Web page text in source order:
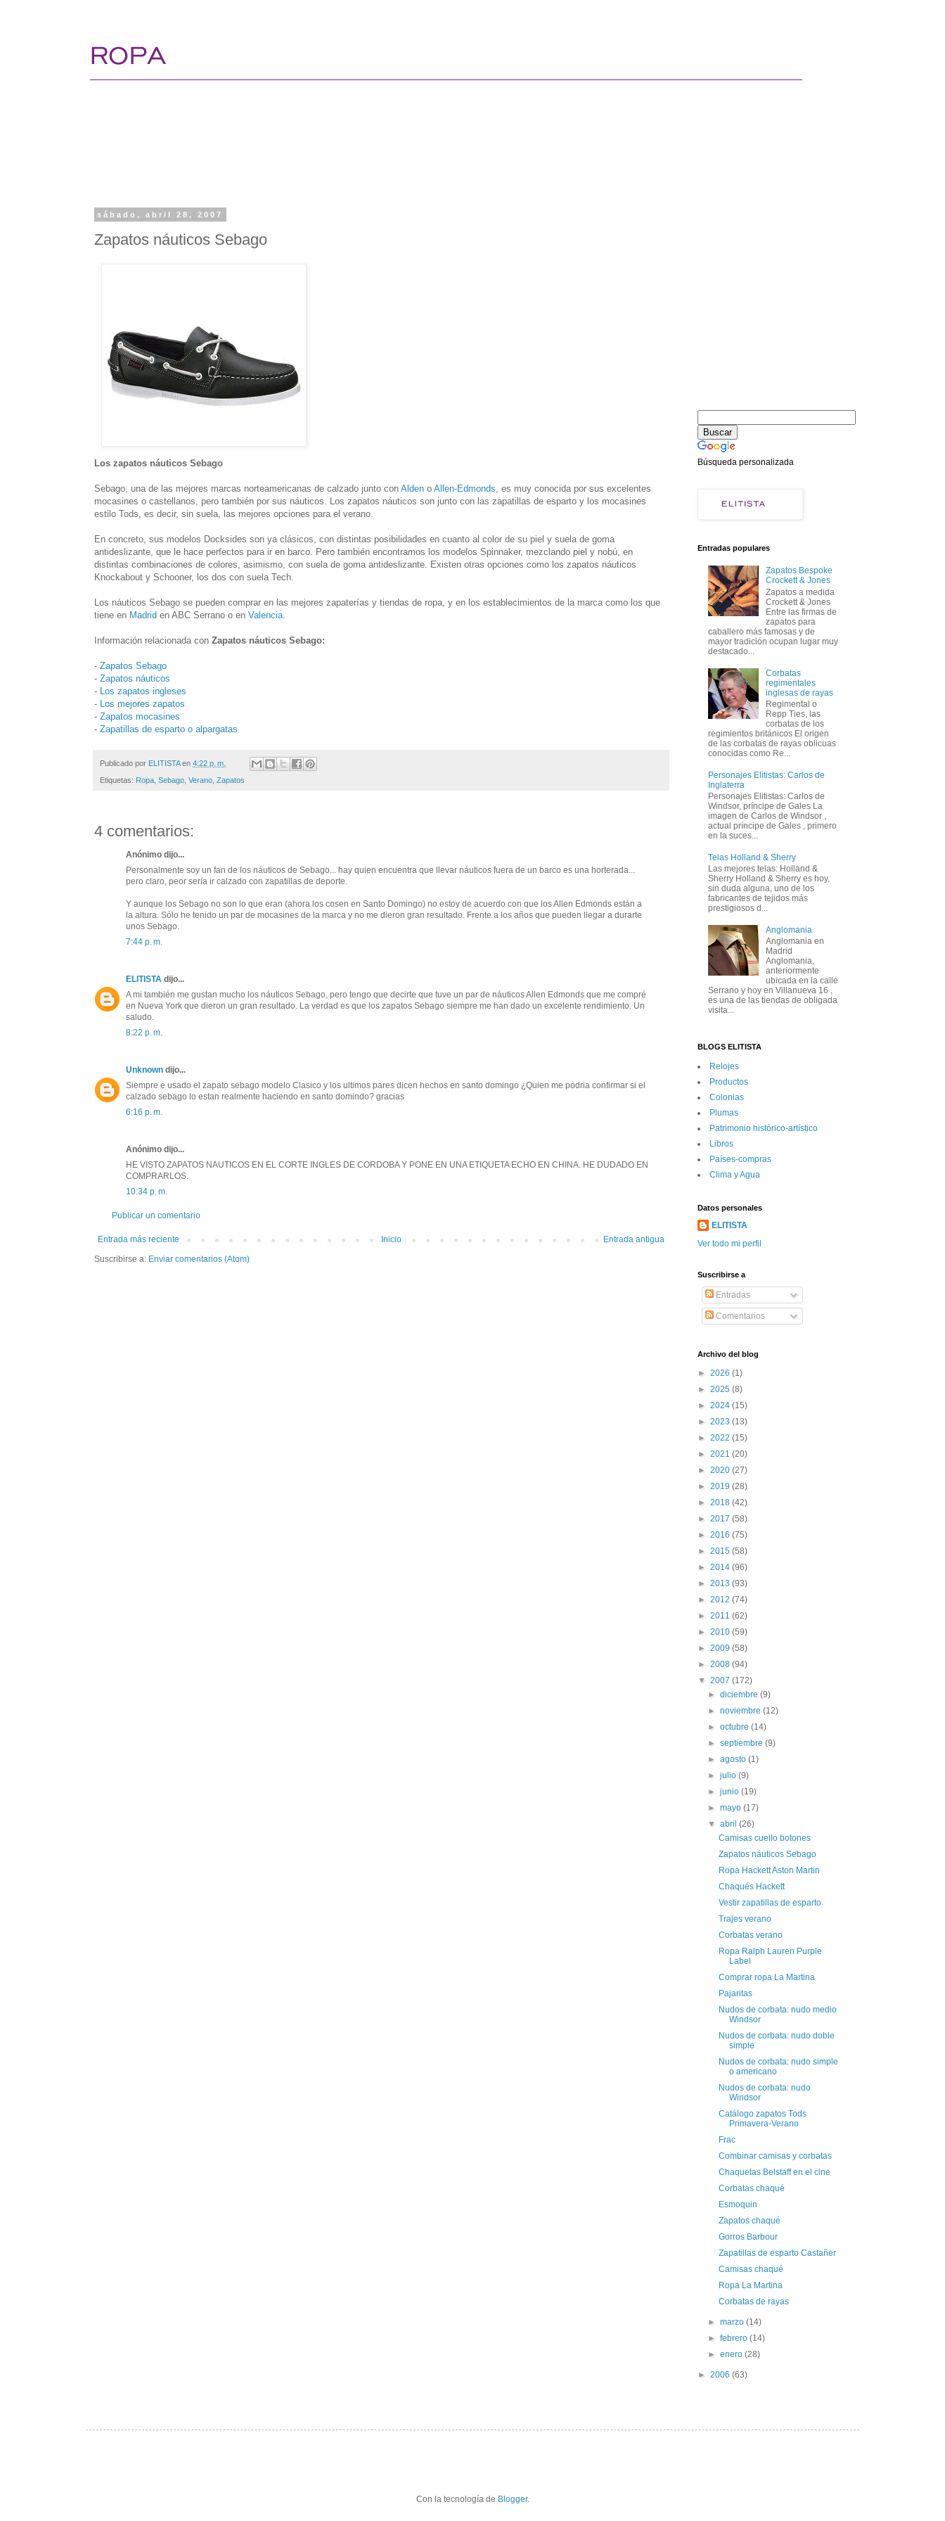
sábado, abril 28, 2007
Zapatos náuticos Sebago
Los zapatos náuticos Sebago
Sebago, una de las mejores marcas norteamericanas de calzado junto con Alden o Allen-Edmonds , es muy conocida por sus excelentes
mocasines o castellanos, pero también por sus náuticos. Los zapatos náuticos son junto con las zapatillas de esparto y los mocasines
estilo Tods, es decir, sin suela, las mejores opciones para el verano.
En concreto, sus modelos Docksides son ya clásicos, con distintas posibilidades en cuanto al color de su piel y suela de goma
antideslizante, que le hace perfectos para ir en barco. Pero también encontramos los modelos Spinnaker, mezclando piel y nobú, en
distintas combinaciones de colores, asimismo, con suela de goma antideslizante. Existen otras opciones como los zapatos náuticos
Knockabout y Schooner, los dos con suela Tech.
Los náuticos Sebago se pueden comprar en las mejores zapaterías y tiendas de ropa, y en los establecimientos de la marca como los que
tiene en Madrid en ABC Serrano o en Valencia
Información relacionada con Zapatos náuticos Sebago:
- Zapatos Sebago
- Zapatos náuticos
- Los zapatos ingleses
- Los mejores zapatos
- Zapatos mocasines
- Zapatillas de esparto o alpargatas
Publicado por ELITISTA en 4:22 p. m.
Etiquetas: Ropa Sebago Verano Zapatos
4 comentarios:
Anónimo dijo...
Personalmente soy un fan de los náuticos de Sebago... hay quien encuentra que llevar náuticos fuera de un barco es una horterada...
pero claro, peor sería ir calzado con zapatillas de deporte.
Y aunque los Sebago no son lo que eran (ahora los cosen en Santo Domingo) no estoy de acuerdo con que los Allen Edmonds están a
la altura. Sólo he tenido un par de mocasines de la marca y no me dieron gran resultado. Frente a los años que pueden llegar a durarte
unos Sebago.
7:44 p. m.
ELITISTA dijo...
A mi también me gustan mucho los náuticos Sebago, pero tengo que decirte que tuve un par de náuticos Allen Edmonds que me compré
en Nueva York que dieron un gran resultado. La verdad es que los zapatos Sebago siempre me han dado un excelente rendimiento. Un
saludo.
8:22 p. m.
Unknown dijo...
Siempre e usado el zapato sebago modelo Clasico y los ultimos pares dicen hechos en santo domingo ¿Quien me podria confirmar si el
calzado sebago lo estan realmente haciendo en santo domindo? gracias
6:16 p. m.
Anónimo dijo...
HE VISTO ZAPATOS NAUTICOS EN EL CORTE INGLES DE CORDOBA Y PONE EN UNA ETIQUETA ECHO EN CHINA. HE DUDADO EN
COMPRARLOS.
10:34 p. m.
Publicar un comentario
Entrada más reciente Entrada antigua
Inicio
Suscribirse a: Enviar comentarios (Atom)
Búsqueda personalizada
Entradas populares
Zapatos Bespoke
Crockett & Jones
Zapatos a medida
Crockett & Jones
Entre las firmas de
zapatos para
caballero más famosas y de
mayor tradición ocupan lugar muy
destacado...
Corbatas
regimentales
inglesas de rayas
Regimental o
Repp Ties, las
corbatas de los
regimientos británicos El origen
de las corbatas de rayas oblicuas
conocidas como Re...
Personajes Elitistas: Carlos de
Inglaterra
Personajes Elitistas: Carlos de
Windsor, príncipe de Gales La
imagen de Carlos de Windsor ,
actual príncipe de Gales , primero
en la suces...
Telas Holland & Sherry
Las mejores telas: Holland &
Sherry Holland & Sherry es hoy,
sin duda alguna, uno de los
fabricantes de tejidos más
prestigiosos d...
Anglomania
Anglomania en
Madrid
Anglomania,
anteriormente
ubicada en la calle
Serrano y hoy en Villanueva 16 ,
es una de las tiendas de obligada
visita...
BLOGS ELITISTA
Relojes
Productos
Colonias
Plumas
Patrimonio histórico-artí­stico
Libros
Paí­ses-compras
Clima y Agua
Datos personales
ELITISTA
Ver todo mi perfil
Suscribirse a
Entradas
Comentarios
Archivo del blog
► 2026 (1)
► 2025 (8)
► 2024 (15)
► 2023 (13)
► 2022 (15)
► 2021 (20)
► 2020 (27)
► 2019 (28)
► 2018 (42)
► 2017 (58)
► 2016 (75)
► 2015 (58)
► 2014 (96)
► 2013 (93)
► 2012 (74)
► 2011 (62)
► 2010 (59)
► 2009 (58)
► 2008 (94)
▼ 2007 (172)
►diciembre(9)
►noviembre(12)
►octubre(14)
►septiembre(9)
►agosto(1)
►julio(9)
►junio(19)
►mayo(17)
▼abril(26)
Camisas cuello botones
Zapatos náuticos Sebago
Ropa Hackett Aston Martin
Chaqués Hackett
Vestir zapatillas de esparto
Trajes verano
Corbatas verano
Ropa Ralph Lauren Purple
Label
Comprar ropa La Martina
Pajaritas
Nudos de corbata: nudo medio
Windsor
Nudos de corbata: nudo doble
simple
Nudos de corbata: nudo simple
o americano
Nudos de corbata: nudo
Windsor
Catálogo zapatos Tods
Primavera-Verano
Frac
Combinar camisas y corbatas
Chaquetas Belstaff en el cine
Corbatas chaqué
Esmoquin
Zapatos chaqué
Gorros Barbour
Zapatillas de esparto Castañer
Camisas chaqué
Ropa La Martina
Corbatas de rayas
►marzo(14)
►febrero(14)
►enero(28)
► 2006 (63)
Con la tecnología de Blogger.